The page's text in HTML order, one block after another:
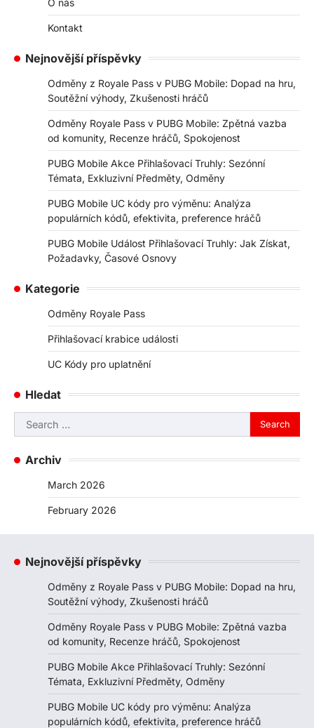
O nás
Kontakt
Nejnovější příspěvky
Odměny z Royale Pass v PUBG Mobile: Dopad na hru,
Soutěžní výhody, Zkušenosti hráčů
Odměny Royale Pass v PUBG Mobile: Zpětná vazba
od komunity, Recenze hráčů, Spokojenost
PUBG Mobile Akce Přihlašovací Truhly: Sezónní
Témata, Exkluzivní Předměty, Odměny
PUBG Mobile UC kódy pro výměnu: Analýza
populárních kódů, efektivita, preference hráčů
PUBG Mobile Událost Přihlašovací Truhly: Jak Získat,
Požadavky, Časové Osnovy
Kategorie
Odměny Royale Pass
Přihlašovací krabice události
UC Kódy pro uplatnění
Hledat
Search
for:
Archiv
March 2026
February 2026
Nejnovější příspěvky
Odměny z Royale Pass v PUBG Mobile: Dopad na hru,
Soutěžní výhody, Zkušenosti hráčů
Odměny Royale Pass v PUBG Mobile: Zpětná vazba
od komunity, Recenze hráčů, Spokojenost
PUBG Mobile Akce Přihlašovací Truhly: Sezónní
Témata, Exkluzivní Předměty, Odměny
PUBG Mobile UC kódy pro výměnu: Analýza
populárních kódů, efektivita, preference hráčů